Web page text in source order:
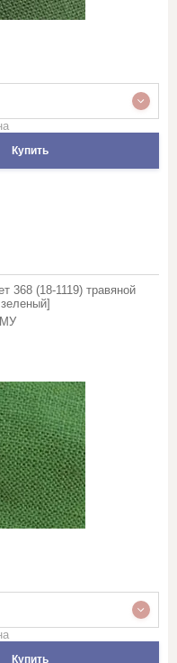
Купить
368 (18-1119) травяной
Купить